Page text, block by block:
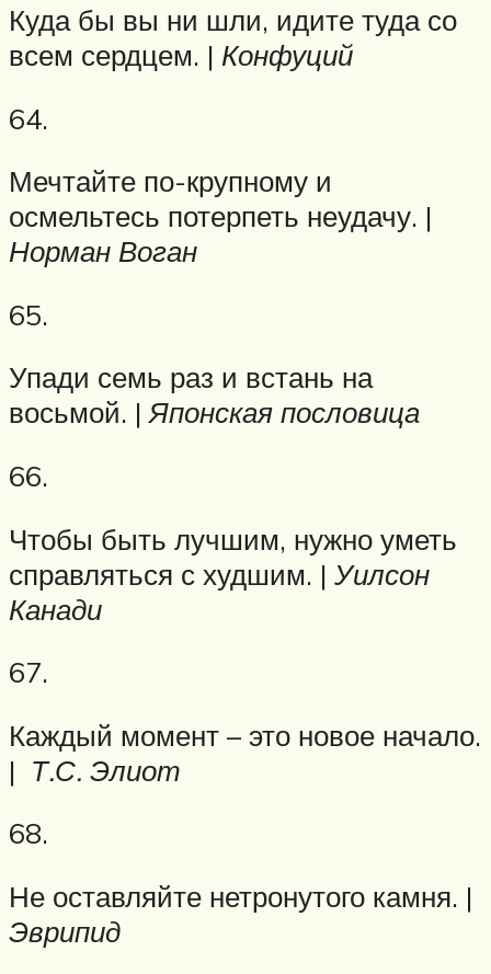
Куда бы вы ни шли, идите туда со
всем сердцем. | Конфуций
64.
Мечтайте по-крупному и
осмельтесь потерпеть неудачу. |
Норман Воган
65.
Упади семь раз и встань на
восьмой. | Японская пословица
66.
Чтобы быть лучшим, нужно уметь
справляться с худшим. | Уилсон
Канади
67.
Каждый момент – это новое начало.
| Т.С. Элиот
68.
Не оставляйте нетронутого камня. |
Эврипид